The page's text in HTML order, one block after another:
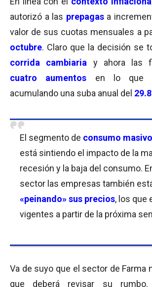
autorizó a las prepagas a
valor de sus cuotas mensuales a
octubre. Claro que la decisión se
corrida cambiaria y ahora las
cuatro aumentos
en lo que
acumulando una suba anual del
El segmento de consumo masivo
está sintiendo el impacto de la
recesión y la baja del consumo.
sector las empresas también
«peinando» sus precios, los que
vigentes a partir de la próxima
Va de suyo que el sector de Farma
que deberá revisar su